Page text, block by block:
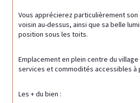
Vous apprécierez particulièrement son
voisin au-dessus, ainsi que sa belle
position sous les toits.
Emplacement en plein centre du
services et commodités accessibles à
Les + du bien :